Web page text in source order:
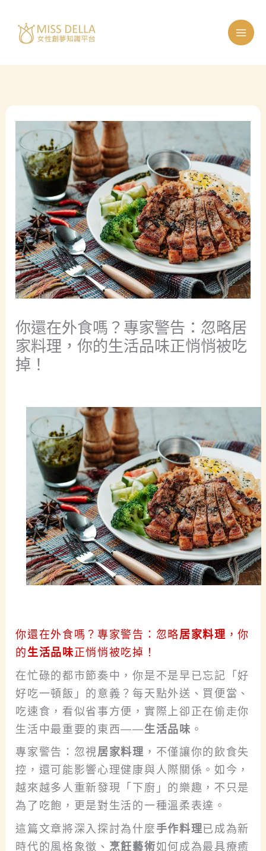
要
你還在外食嗎？專家警告：忽略居
家料理，你的生活品味正悄悄被吃
掉！
你還在外食嗎？專家警告：忽略居家料理 ，你
的 生活品味正悄悄被吃掉！
在忙碌的都市節奏中，你是不是早已忘記「好
好吃一頓飯」的意義？每天點外送、買便當、
吃速食，看似省事方便，實際上卻正在偷走你
生活中最重要的東西——生活品味 。
專家警告：忽視居家料理 ，不僅讓你的飲食失
控，還可能影響心理健康與人際關係。如今，
越來越多人重新發現「下廚」的樂趣，不只是
為了吃飽，更是對生活的一種溫柔表達。
這篇文章將深入探討為什麼手作料理已成為新
時代的風格象徵、 烹飪藝術如何成為最具療癒